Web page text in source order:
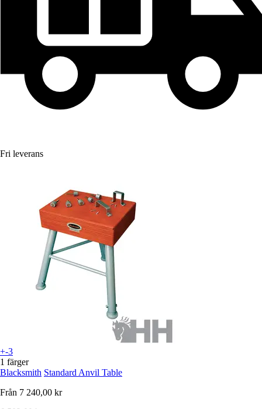
Fri leverans
+-3
1 färger
Blacksmith Standard Anvil Table
Från 7 240,00 kr